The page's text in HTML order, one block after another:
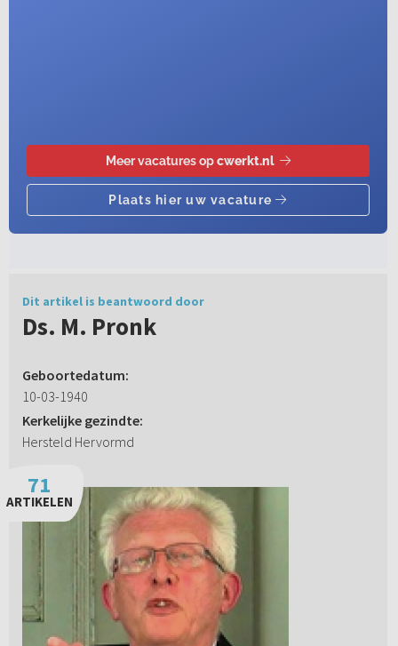
Dit artikel is beantwoord door
Ds. M. Pronk
Geboortedatum:
10-03-1940
Kerkelijke gezindte:
Hersteld Hervormd
71
ARTIKELEN